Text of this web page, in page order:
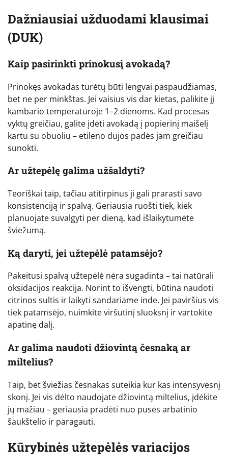
Dažniausiai užduodami klausimai
(DUK)
Kaip pasirinkti prinokusį avokadą?
Prinokęs avokadas turėtų būti lengvai paspaudžiamas,
bet ne per minkštas. Jei vaisius vis dar kietas, palikite jį
kambario temperatūroje 1–2 dienoms. Kad procesas
vyktų greičiau, galite įdėti avokadą į popierinį maišelį
kartu su obuoliu – etileno dujos padės jam greičiau
sunokti.
Ar užtepėlę galima užšaldyti?
Teoriškai taip, tačiau atitirpinus ji gali prarasti savo
konsistenciją ir spalvą. Geriausia ruošti tiek, kiek
planuojate suvalgyti per dieną, kad išlaikytumėte
šviežumą.
Ką daryti, jei užtepėlė patamsėjo?
Pakeitusi spalvą užtepėlė nėra sugadinta – tai natūrali
oksidacijos reakcija. Norint to išvengti, būtina naudoti
citrinos sultis ir laikyti sandariame inde. Jei paviršius vis
tiek patamsėjo, nuimkite viršutinį sluoksnį ir vartokite
apatinę dalį.
Ar galima naudoti džiovintą česnaką ar
miltelius?
Taip, bet šviežias česnakas suteikia kur kas intensyvesnį
skonį. Jei vis dėlto naudojate džiovintą miltelius, įdėkite
jų mažiau – geriausia pradėti nuo pusės arbatinio
šaukštelio ir paragauti.
Kūrybinės užtepėlės variacijos